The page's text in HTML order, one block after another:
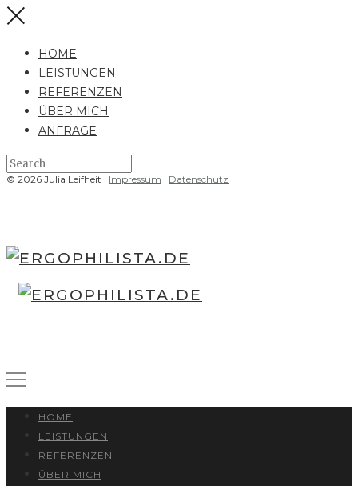
HOME
LEISTUNGEN
REFERENZEN
ÜBER MICH
ANFRAGE
© 2026 Julia Leifheit | Impressum | Datenschutz
HOME
LEISTUNGEN
REFERENZEN
ÜBER MICH